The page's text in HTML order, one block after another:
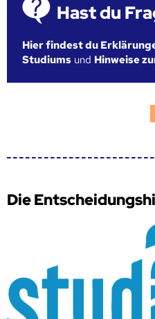
Hast du
Hier findest du
Studiums und Hinweise
Die